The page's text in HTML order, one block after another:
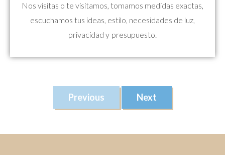
Nos visitas o te visitamos, tomamos medidas exactas,
escuchamos tus ideas, estilo, necesidades de luz,
privacidad y presupuesto.
Previous Next